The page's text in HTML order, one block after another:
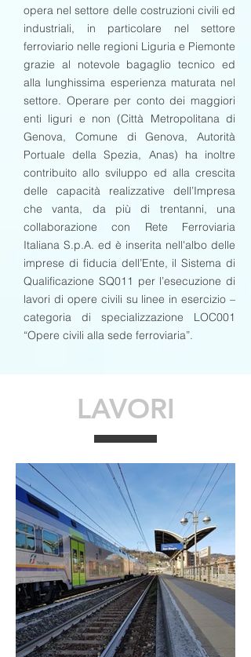
opera nel settore delle costruzioni civili ed
industriali, in particolare nel settore
ferroviario nelle regioni Liguria e Piemonte
grazie al notevole bagaglio tecnico ed
alla lunghissima esperienza maturata nel
settore. Operare per conto dei maggiori
enti liguri e non (Città Metropolitana di
Genova, Comune di Genova, Autorità
Portuale della Spezia, Anas) ha inoltre
contribuito allo sviluppo ed alla crescita
delle capacità realizzative dell’Impresa
che vanta, da più di trentanni, una
collaborazione con Rete Ferroviaria
Italiana S.p.A. ed è inserita nell'albo delle
imprese di fiducia dell’Ente, il Sistema di
Qualificazione SQ011 per l’esecuzione di
lavori di opere civili su linee in esercizio –
categoria di specializzazione LOC001
“Opere civili alla sede ferroviaria”.
LAVORI